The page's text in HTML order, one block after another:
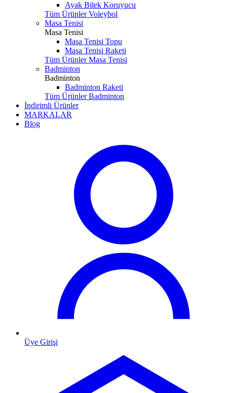
Ayak Bilek Koruyucu
Tüm Ürünler Voleybol
Masa Tenisi
Masa Tenisi
Masa Tenisi Topu
Masa Tenisi Raketi
Tüm Ürünler Masa Tenisi
Badminton
Badminton
Badminton Raketi
Tüm Ürünler Badminton
İndirimli Ürünler
MARKALAR
Blog
Üye Girişi